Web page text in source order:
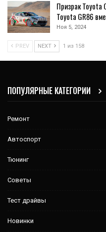
Призрак Toyota
Toyota GR86
Ноя 5, 2024
PREV NEXT 1 из 158
ПОПУЛЯРНЫЕ КАТЕГОРИИ
Ремонт
Автоспорт
Тюнинг
Советы
Тест драйвы
Новинки